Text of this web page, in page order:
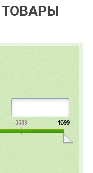
3589 4699